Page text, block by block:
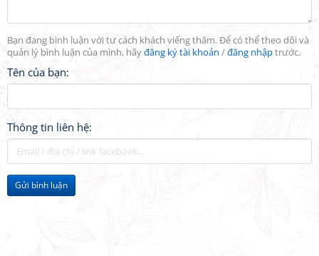
Bạn đang bình luận với tư cách khách viếng thăm. Để có thể theo dõi và
quản lý bình luận của mình, hãyđăng ký tài khoản /đăng nhậptrước.
Tên của bạn:
Thông tin liên hệ:
Gửi bình luận